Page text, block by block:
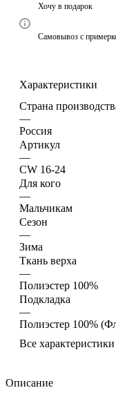
Хочу в подарок
Самовывоз с
Характеристики
Страна
—
Россия
Артикул
—
CW 16-24
Для кого
—
Мальчикам
Сезон
—
Зима
Ткань верха
—
Полиэстер 100%
Подкладка
—
Полиэстер 100%
Все характеристики
Описание